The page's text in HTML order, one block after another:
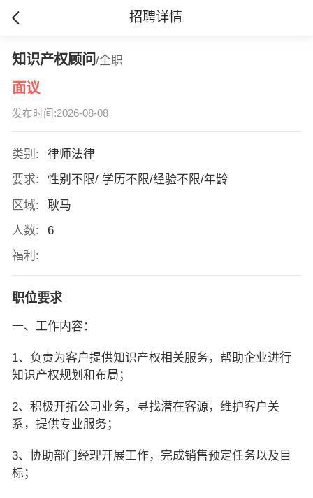
招聘详情
知识产权顾问/全职
面议
发布时间:2026-08-08
类别:
律师法律
要求:
性别不限/ 学历不限/经验不限/年龄
区域:
耿马
人数:
6
福利:
职位要求
一、工作内容：
1、负责为客户提供知识产权相关服务，帮助企业进行
知识产权规划和布局；
2、积极开拓公司业务，寻找潜在客源，维护客户关
系，提供专业服务；
3、协助部门经理开展工作，完成销售预定任务以及目
标；